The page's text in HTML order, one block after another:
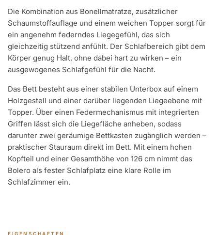
Die Kombination aus Bonellmatratze, zusätzlicher
Schaumstoffauflage und einem weichen Topper sorgt für
ein angenehm federndes Liegegefühl, das sich
gleichzeitig stützend anfühlt. Der Schlafbereich gibt dem
Körper genug Halt, ohne dabei hart zu wirken – ein
ausgewogenes Schlafgefühl für die Nacht.
Das Bett besteht aus einer stabilen Unterbox auf einem
Holzgestell und einer darüber liegenden Liegeebene mit
Topper. Über einen Federmechanismus mit integrierten
Griffen lässt sich die Liegefläche anheben, sodass
darunter zwei geräumige Bettkasten zugänglich werden –
praktischer Stauraum direkt im Bett. Mit einem hohen
Kopfteil und einer Gesamthöhe von 126 cm nimmt das
Bolero als fester Schlafplatz eine klare Rolle im
Schlafzimmer ein.
EIGENSCHAFTEN